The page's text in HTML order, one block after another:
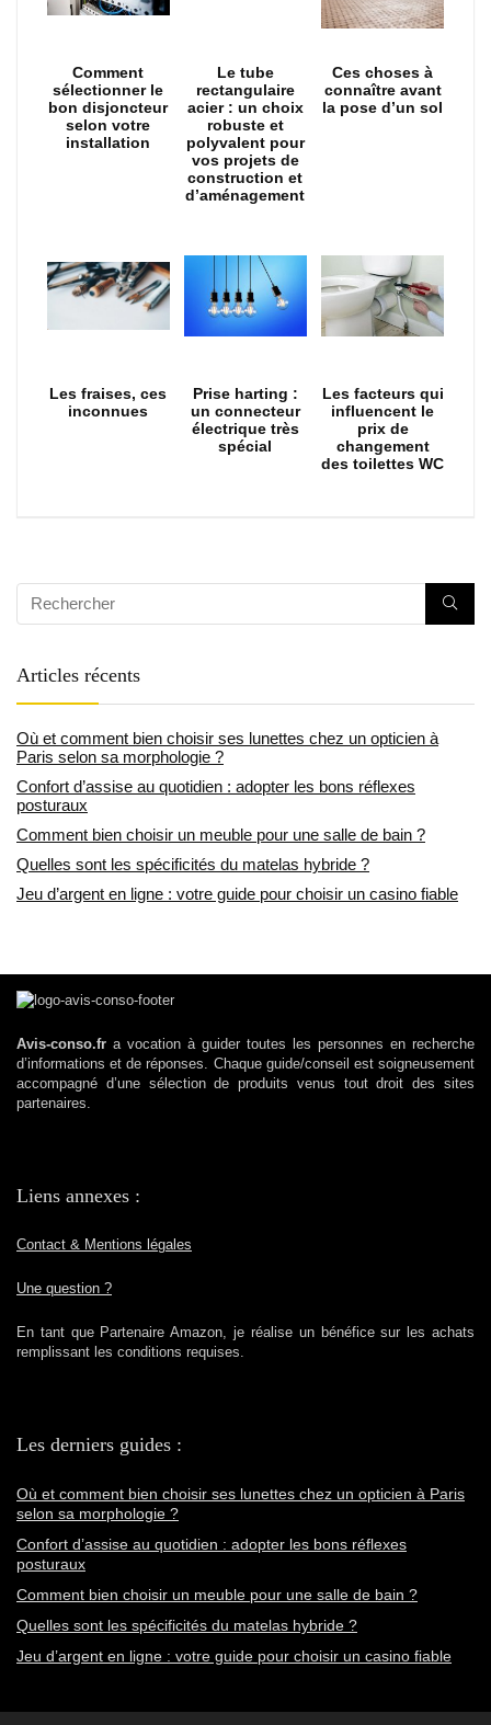
Comment
sélectionner le
bon disjoncteur
selon votre
installation
Le tube
rectangulaire
acier : un choix
robuste et
polyvalent pour
vos projets de
construction et
d’aménagement
Ces choses à
connaître avant
la pose d’un sol
Les fraises, ces
inconnues
Prise harting :
un connecteur
électrique très
spécial
Les facteurs qui
influencent le
prix de
changement
des toilettes WC
Articles récents
Où et comment bien choisir ses lunettes chez un opticien à
Paris selon sa morphologie ?
Confort d’assise au quotidien : adopter les bons réflexes
posturaux
Comment bien choisir un meuble pour une salle de bain ?
Quelles sont les spécificités du matelas hybride ?
Jeu d’argent en ligne : votre guide pour choisir un casino fiable
Avis-conso.fr a vocation à guider toutes les personnes en recherche
d’informations et de réponses. Chaque guide/conseil est soigneusement
accompagné d’une sélection de produits venus tout droit des sites
partenaires.
Liens annexes :
Contact & Mentions légales
Une question ?
En tant que Partenaire Amazon, je réalise un bénéfice sur les achats
remplissant les conditions requises.
Les derniers guides :
Où et comment bien choisir ses lunettes chez un opticien à Paris
selon sa morphologie ?
Confort d’assise au quotidien : adopter les bons réflexes
posturaux
Comment bien choisir un meuble pour une salle de bain ?
Quelles sont les spécificités du matelas hybride ?
Jeu d’argent en ligne : votre guide pour choisir un casino fiable